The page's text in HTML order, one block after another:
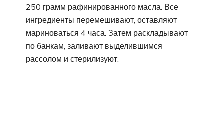
250 грамм рафинированного масла. Все
ингредиенты перемешивают, оставляют
мариноваться 4 часа. Затем раскладывают
по банкам, заливают выделившимся
рассолом и стерилизуют.